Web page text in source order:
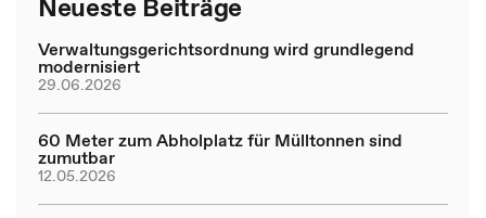
Verwaltungsgerichtsordnung wird grundlegend
modernisiert
29.06.2026
60 Meter zum Abholplatz für Mülltonnen sind
zumutbar
12.05.2026